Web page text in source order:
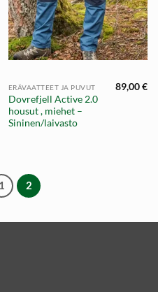
ERÄVAATTEET JA PUVUT
Dovrefjell Active 2.0
housut , miehet –
Sininen/laivasto
89,00€
1 2